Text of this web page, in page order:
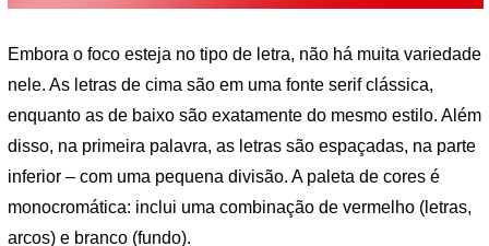
Embora o foco esteja no tipo de letra, não há muita variedade
nele. As letras de cima são em uma fonte serif clássica,
enquanto as de baixo são exatamente do mesmo estilo. Além
disso, na primeira palavra, as letras são espaçadas, na parte
inferior – com uma pequena divisão. A paleta de cores é
monocromática: inclui uma combinação de vermelho (letras,
arcos) e branco (fundo).